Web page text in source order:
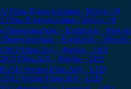
Πίσω Προφυλακτήρας / Μαύρο / Θ
– Προβολείς –
Πίσω Δεξί – Φανάρι – LED
2012 Φανάρι Πίσω Δεξί – LED